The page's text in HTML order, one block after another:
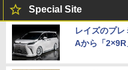
Special Site
レイズのプ
Aから「2×9R